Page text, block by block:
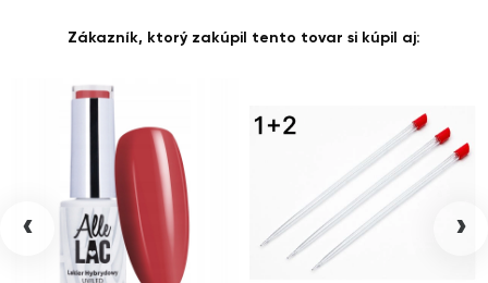
Zákazník, ktorý zakúpil tento tovar si kúpil aj:
‹ ›